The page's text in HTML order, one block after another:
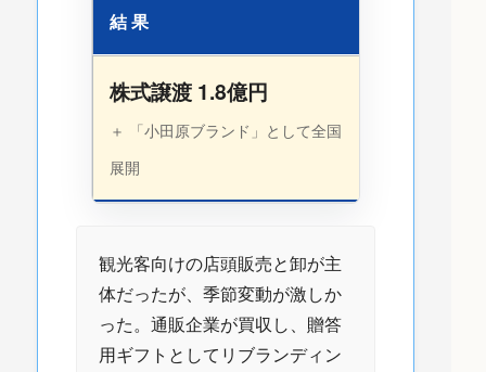
結 果
株式譲渡 1.8億円
＋ 「小田原ブランド」として全国
展開
観光客向けの店頭販売と卸が主
体だったが、季節変動が激しか
った。通販企業が買収し、贈答
用ギフトとしてリブランディン